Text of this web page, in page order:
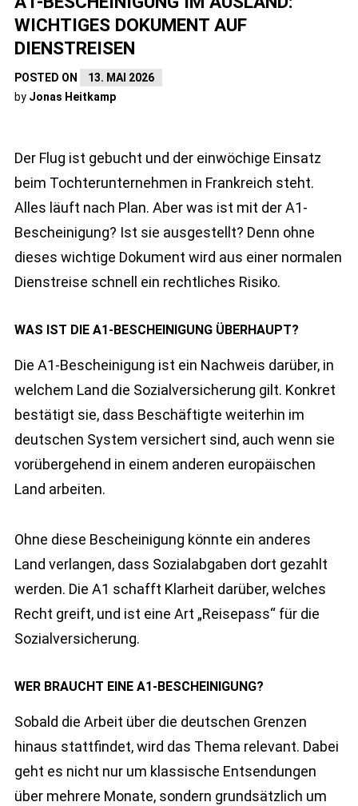
WICHTIGES DOKUMENT AUF
DIENSTREISEN
POSTED ON
13. MAI 2026
by Jonas Heitkamp
Der Flug ist gebucht und der einwöchige Einsatz
beim Tochterunternehmen in Frankreich steht.
Alles läuft nach Plan. Aber was ist mit der A1-
Bescheinigung? Ist sie ausgestellt? Denn ohne
dieses wichtige Dokument wird aus einer normalen
Dienstreise schnell ein rechtliches Risiko.
WAS IST DIE A1-BESCHEINIGUNG ÜBERHAUPT?
Die A1-Bescheinigung ist ein Nachweis darüber, in
welchem Land die Sozialversicherung gilt. Konkret
bestätigt sie, dass Beschäftigte weiterhin im
deutschen System versichert sind, auch wenn sie
vorübergehend in einem anderen europäischen
Land arbeiten.
Ohne diese Bescheinigung könnte ein anderes
Land verlangen, dass Sozialabgaben dort gezahlt
werden. Die A1 schafft Klarheit darüber, welches
Recht greift, und ist eine Art „Reisepass“ für die
Sozialversicherung.
WER BRAUCHT EINE A1-BESCHEINIGUNG?
Sobald die Arbeit über die deutschen Grenzen
hinaus stattfindet, wird das Thema relevant. Dabei
geht es nicht nur um klassische Entsendungen
über mehrere Monate, sondern grundsätzlich um